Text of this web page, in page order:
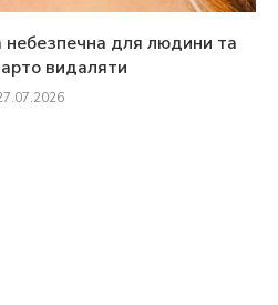
небезпечна для людини та
видаляти